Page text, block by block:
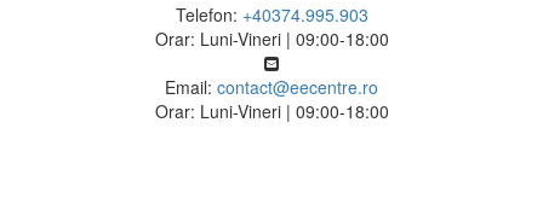
Telefon: +40374.995.903
Orar: Luni-Vineri | 09:00-18:00
Email: contact@eecentre.ro
Orar: Luni-Vineri | 09:00-18:00